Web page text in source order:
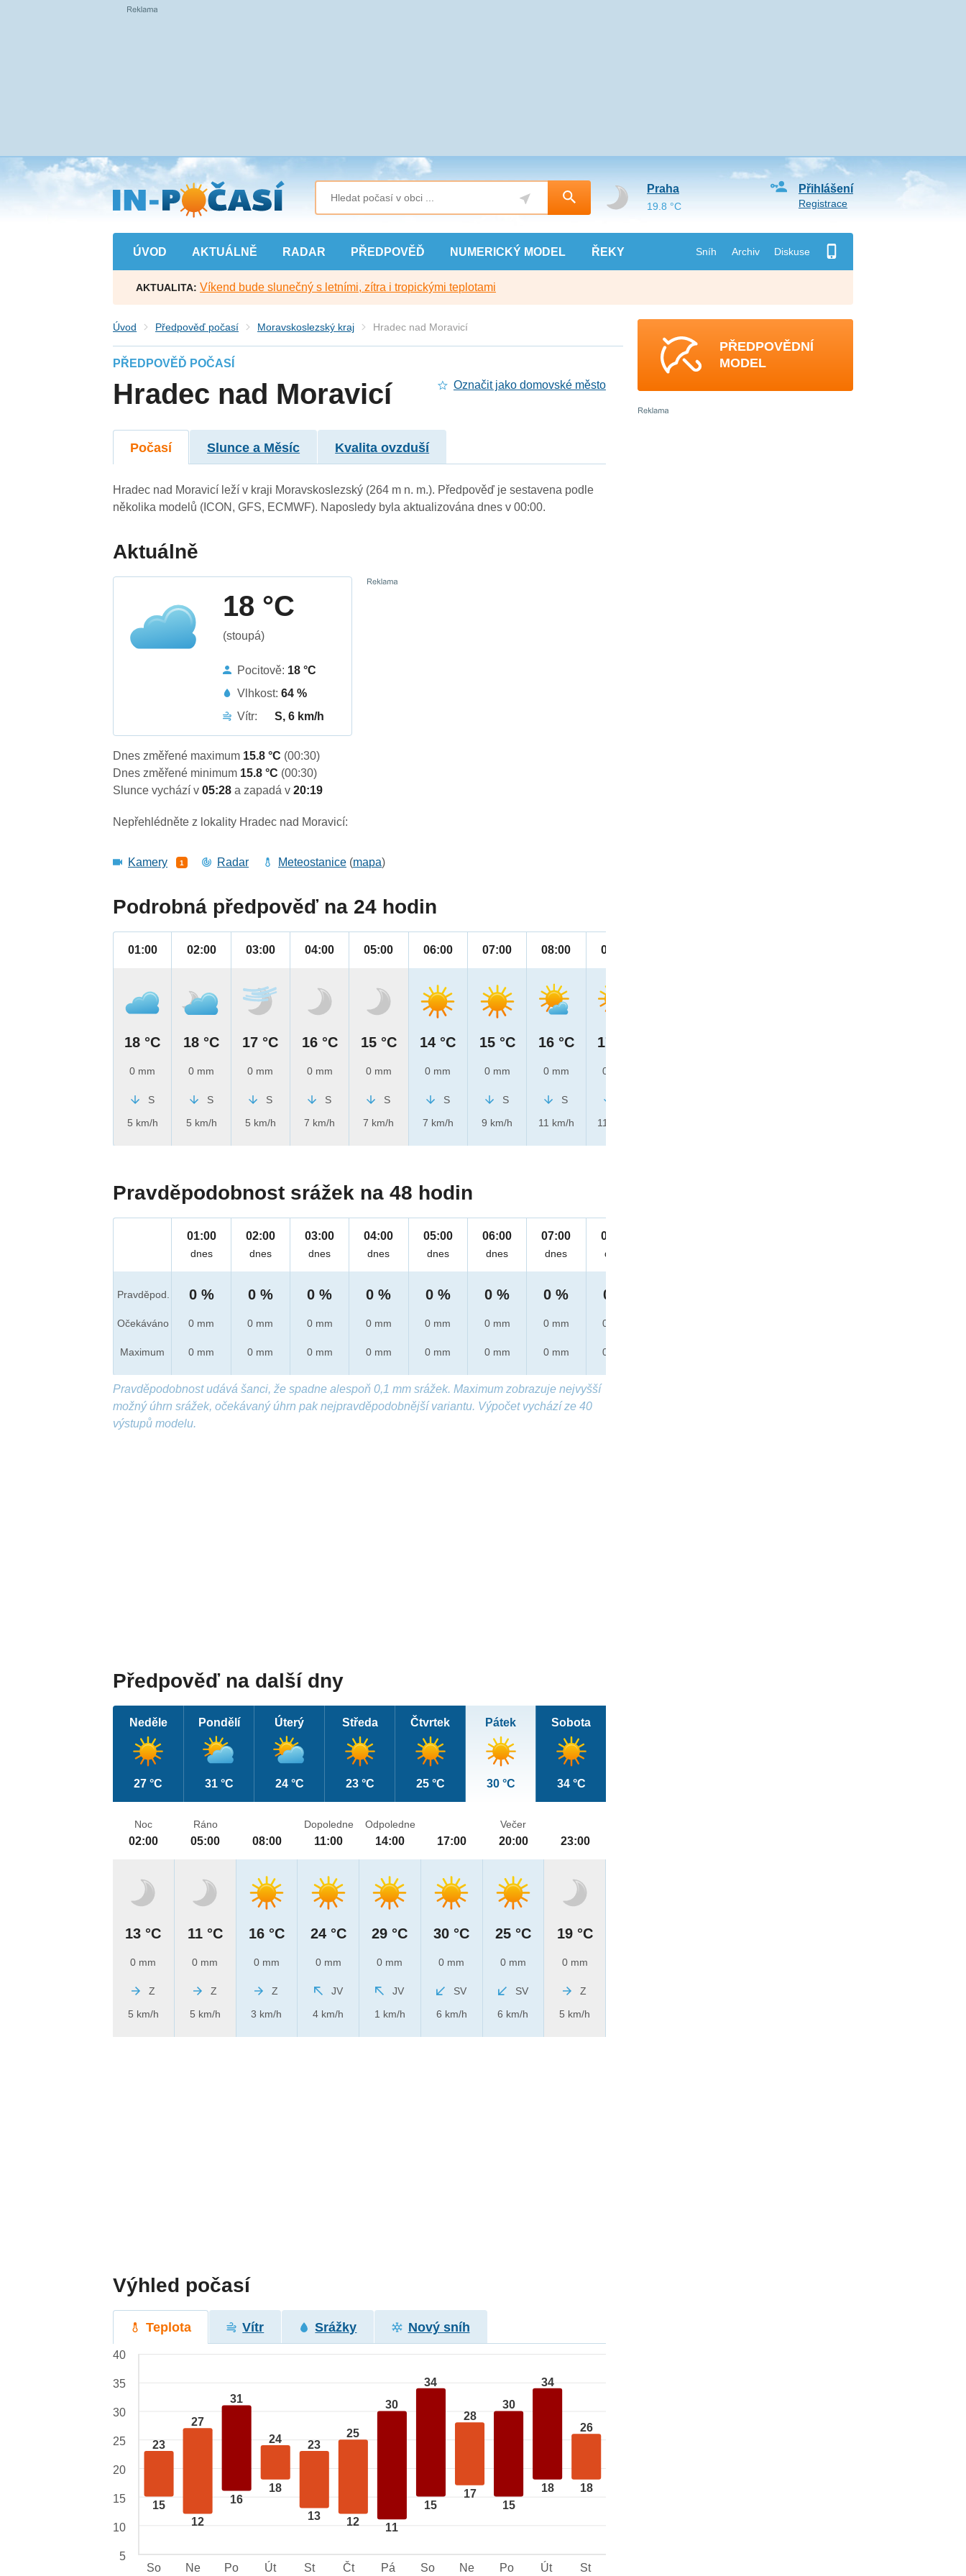
Přejít
na
hlavní
obsah
ÚVOD AKTUÁLNĚ RADAR PŘEDPOVĚĎ NUMERICKÝ MODEL ŘEKY Sníh Archiv Diskuse
Přihlášení
Registrace
Praha
19.8 °C
AKTUALITA: Víkend bude slunečný s letními, zítra i tropickými teplotami
Úvod Předpověď počasí Moravskoslezský kraj Hradec nad Moravicí
PŘEDPOVĚĎ POČASÍ
Hradec nad Moravicí Označit jako domovské město
Počasí Slunce a Měsíc Kvalita ovzduší
Hradec nad Moravicí leží v kraji Moravskoslezský (264 m n. m.). Předpověď je sestavena podle
několika modelů (ICON, GFS, ECMWF). Naposledy byla aktualizována dnes v 00:00.
Aktuálně
18 °C
(stoupá)
Pocitově: 18 °C
Vlhkost:64 %
Vítr:
S, 6 km/h
Dnes změřené maximum 15.8 °C (00:30)
Dnes změřené minimum 15.8 °C (00:30)
Slunce vychází v05:28a zapadá v20:19
Nepřehlédněte z lokality Hradec nad Moravicí:
Kamery 1 Radar Meteostanice (mapa)
Podrobná předpověď na 24 hodin
01:00
18 °C
0 mm
S
5 km/h
02:00
18 °C
0 mm
S
5 km/h
03:00
17 °C
0 mm
S
5 km/h
04:00
16 °C
0 mm
S
7 km/h
05:00
15 °C
0 mm
S
7 km/h
06:00
14 °C
0 mm
S
7 km/h
07:00
15 °C
0 mm
S
9 km/h
08:00
16 °C
0 mm
S
11 km/h
09:00
17 °C
0 mm
11 km/h
Pravděpodobnost srážek na 48 hodin
Pravděpod.
Očekáváno
Maximum
01:00
dnes
0 %
0 mm
0 mm
02:00
dnes
0 %
0 mm
0 mm
03:00
dnes
0 %
0 mm
0 mm
04:00
dnes
0 %
0 mm
0 mm
05:00
dnes
0 %
0 mm
0 mm
06:00
dnes
0 %
0 mm
0 mm
07:00
dnes
0 %
0 mm
0 mm
08:00
dnes
0 %
0 mm
0 mm
Pravděpodobnost udává šanci, že spadne alespoň 0,1 mm srážek. Maximum zobrazuje nejvyšší
možný úhrn srážek, očekávaný úhrn pak nejpravděpodobnější variantu. Výpočet vychází ze 40
výstupů modelu.
Předpověď na další dny
Neděle
27 °C
Pondělí
31 °C
Úterý
24 °C
Středa
23 °C
Čtvrtek
25 °C
Pátek
30 °C
Sobota
34 °C
Noc
02:00
13 °C
0 mm
Z
5 km/h
Ráno
05:00
11 °C
0 mm
Z
5 km/h
08:00
16 °C
0 mm
Z
3 km/h
Dopoledne
11:00
24 °C
0 mm
JV
4 km/h
Odpoledne
14:00
29 °C
0 mm
JV
1 km/h
17:00
30 °C
0 mm
SV
6 km/h
Večer
20:00
25 °C
0 mm
SV
6 km/h
23:00
19 °C
0 mm
Z
5 km/h
Výhled počasí
Teplota Vítr Srážky Nový sníh
23
15
27
12
31
16
24
18
23
13
25
12
30
11
34
15
28
17
30
15
34
18
26
18
40
35
30
25
20
15
10
5
So
Ne Po Út St Čt Pá So Ne Po Út St
PŘEDPOVĚDNÍ
MODEL